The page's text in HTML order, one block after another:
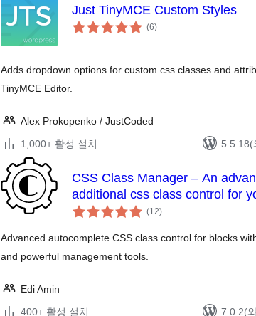
Just TinyMCE Custom Styles
(6전
체)
Adds dropdown options for custom css classes and
TinyMCE Editor.
Alex Prokopenko / JustCoded
1,000+ 활성 설치
5.5.18(
CSS Class Manager – An
additional css class control for
(12전
체)
Advanced autocomplete CSS class control for blocks
and powerful management tools.
Edi Amin
400+ 활성 설치
7.0.2(